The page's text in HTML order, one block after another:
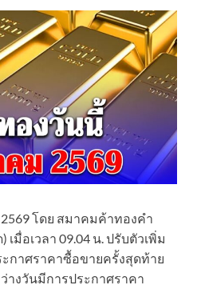
โดย สมาคมค้าทองคำ
มื่อเวลา 09.04 น. ปรับตัวเพิ่ม
ะกาศราคาซื้อขายครั้งสุดท้าย
างวันมีการประกาศราคา